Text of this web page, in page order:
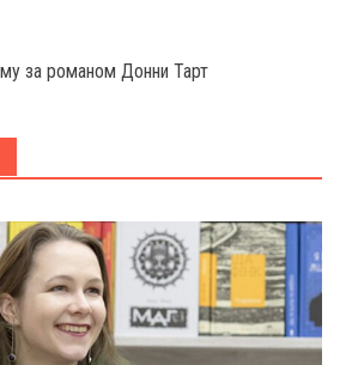
за романом Донни Тарт